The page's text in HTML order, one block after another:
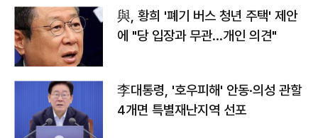
與, 황희 '폐기 버스 청년 주택' 제안
에 "당 입장과 무관…개인 의견"
李대통령, '호우피해' 안동·의성 관할
4개면 특별재난지역 선포